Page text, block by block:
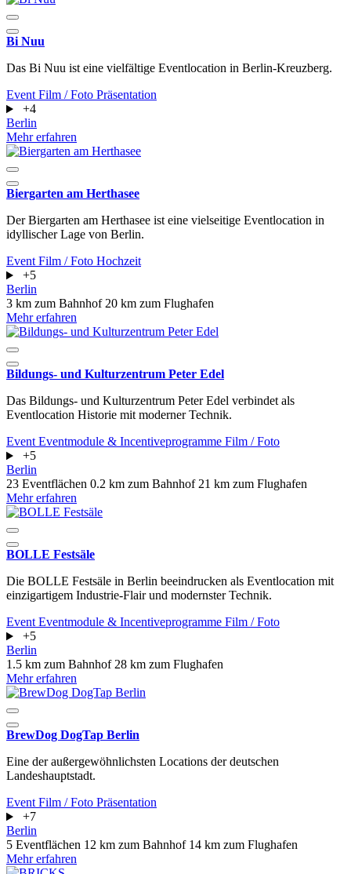
Bi Nuu
Das Bi Nuu ist eine vielfältige Eventlocation in Berlin-Kreuzberg.
Event Film / Foto Präsentation
+4
Berlin
Mehr erfahren
Biergarten am Herthasee
Der Biergarten am Herthasee ist eine vielseitige Eventlocation in
idyllischer Lage von Berlin.
Event Film / Foto Hochzeit
+5
Berlin
3 km zum Bahnhof 20 km zum Flughafen
Mehr erfahren
Bildungs- und Kulturzentrum Peter Edel
Das Bildungs- und Kulturzentrum Peter Edel verbindet als
Eventlocation Historie mit moderner Technik.
Event Eventmodule & Incentiveprogramme Film / Foto
+5
Berlin
23 Eventflächen 0.2 km zum Bahnhof 21 km zum Flughafen
Mehr erfahren
BOLLE Festsäle
Die BOLLE Festsäle in Berlin beeindrucken als Eventlocation mit
einzigartigem Industrie-Flair und modernster Technik.
Event Eventmodule & Incentiveprogramme Film / Foto
+5
Berlin
1.5 km zum Bahnhof 28 km zum Flughafen
Mehr erfahren
BrewDog DogTap Berlin
Eine der außergewöhnlichsten Locations der deutschen
Landeshauptstadt.
Event Film / Foto Präsentation
+7
Berlin
5 Eventflächen 12 km zum Bahnhof 14 km zum Flughafen
Mehr erfahren